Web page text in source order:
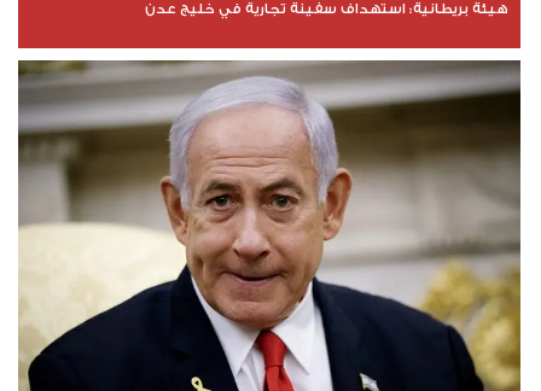
هيئة بريطانية: استهداف سفينة تجارية في خليج عدن